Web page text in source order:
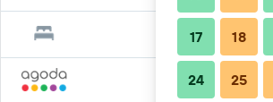
17 18
24 25